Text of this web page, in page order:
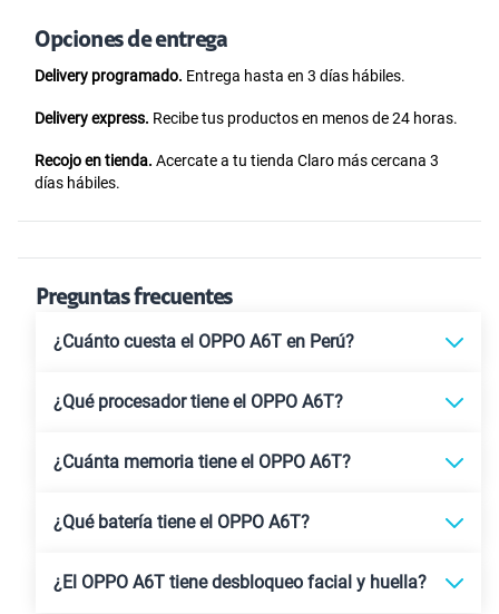
Opciones de entrega
Delivery programado. Entrega hasta en 3 días hábiles.
Delivery express. Recibe tus productos en menos de 24 horas.
Recojo en tienda. Acercate a tu tienda Claro más cercana 3
días hábiles.
Preguntas frecuentes
¿Cuánto cuesta el OPPO A6T en Perú?
¿Qué procesador tiene el OPPO A6T?
¿Cuánta memoria tiene el OPPO A6T?
¿Qué batería tiene el OPPO A6T?
¿El OPPO A6T tiene desbloqueo facial y huella?